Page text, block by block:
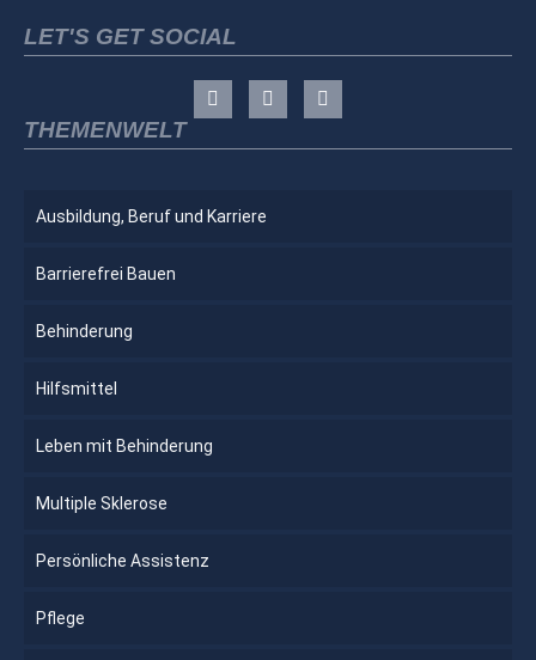
LET'S GET SOCIAL
THEMENWELT
Ausbildung, Beruf und Karriere
Barrierefrei Bauen
Behinderung
Hilfsmittel
Leben mit Behinderung
Multiple Sklerose
Persönliche Assistenz
Pflege